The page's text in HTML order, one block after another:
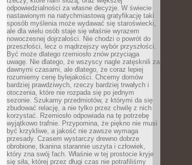
odpowiedzialności za własne decyzje. W świecie
nastawionym na natychmiastową gratyfikację taki
sposób myślenia może wydawać się staroświecki,
ale dla wielu osób staje się właśnie wyrazem
nowoczesnej dojrzałości. Nie chodzi o powrót do
przeszłości, lecz o mądrzejszy wybór przyszłości.
Być może dlatego rzemiosło znów przyciąga
uwagę. Nie dlatego, że wszyscy nagle zatęsknili za
dawnymi czasami, ale dlatego, że coraz lepiej
rozumiemy cenę bylejakości. Chcemy domów
bardziej prawdziwych, rzeczy bardziej trwałych i
otoczenia, które nie rozpada się po jednym
sezonie. Szukamy przedmiotów, z którymi da się
zbudować relację, a nie tylko przez chwilę z nich
korzystać. Rzemiosło odpowiada na tę potrzebę
wyjątkowo trafnie. Przypomina, że piękno nie musi
być krzykliwe, a jakość nie zawsze wymaga
przesady. Czasem wystarczy drewno dobrze
obrobione, tkanina starannie uszyta i człowiek,
który zna swój fach. Właśnie w tej prostocie kryje
się siła, której przez długi czas nie potrafiliśmy